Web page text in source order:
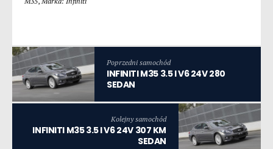
Poprzedni samochód
INFINITI M35 3.5 I V6 24V 280
SEDAN
Kolejny samochód
INFINITI M35 3.5 I V6 24V 307 KM
SEDAN